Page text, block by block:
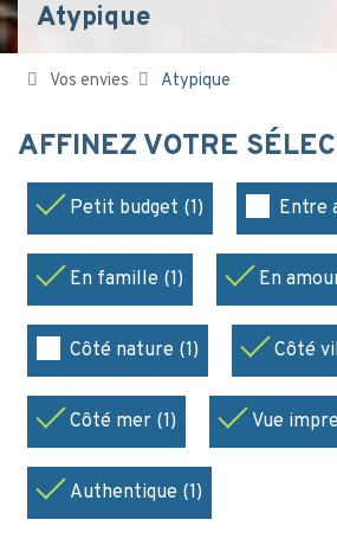
Atypique
Vos envies Atypique
AFFINEZ VOTRE
Petit budget (1) Entre
En famille (1) En
Côté nature (1) Côté
Côté mer (1) Vue
Authentique (1)